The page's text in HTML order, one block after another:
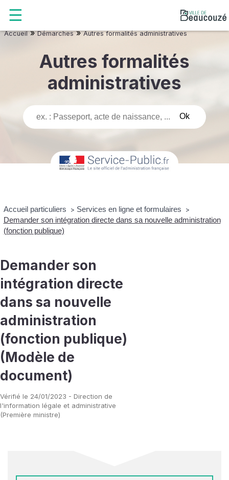
Accueil»Démarches»Autres formalités administratives
Autres formalités
administratives
Accueil particuliers > Services en ligne et formulaires >
Demander son intégration directe dans sa nouvelle administration
(fonction publique)
Demander son
intégration directe
dans sa nouvelle
administration
(fonction publique)
(Modèle de
document)
Vérifié le 24/01/2023 - Direction de
l'information légale et administrative
(Première ministre)